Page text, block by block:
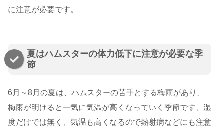
に注意が必要です。
夏はハムスターの体力低下に注意が必要な季
節
6月～8月の夏は、ハムスターの苦手とする梅雨があり、
梅雨が明けると一気に気温が高くなっていく季節です。湿
度だけでは無く、気温も高くなるので熱射病などにも注意